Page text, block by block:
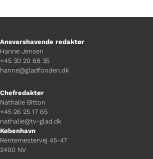
Ansvarshavende redaktør
Hanne Jensen
+45 30 20 68 35
hanne@gladfonden.dk
Chefredaktør
Nathalie Bitton
+45 26 25 17 65
nathalie@tv-glad.dk
København
Rentemestervej 45-47
2400 NV